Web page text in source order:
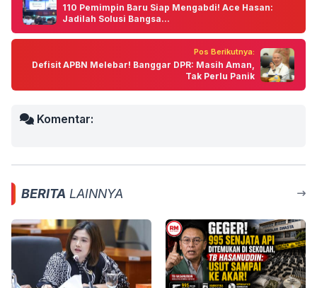
110 Pemimpin Baru Siap Mengabdi! Ace Hasan:
Jadilah Solusi Bangsa...
Pos Berikutnya:
Defisit APBN Melebar! Banggar DPR: Masih Aman,
Tak Perlu Panik
Komentar:
BERITA LAINNYA